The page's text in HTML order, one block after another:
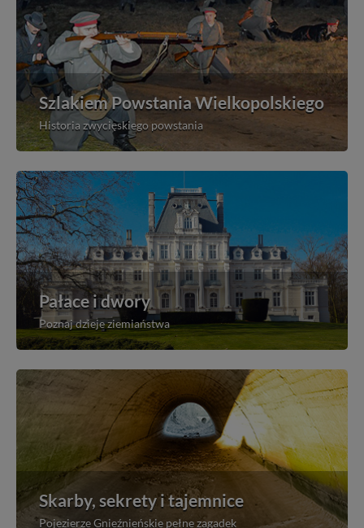
Szlakiem Powstania Wielkopolskiego
Historia zwycięskiego powstania
Pałace i dwory
Poznaj dzieje ziemiaństwa
Skarby, sekrety i tajemnice
Pojezierze Gnieźnieńskie pełne zagadek